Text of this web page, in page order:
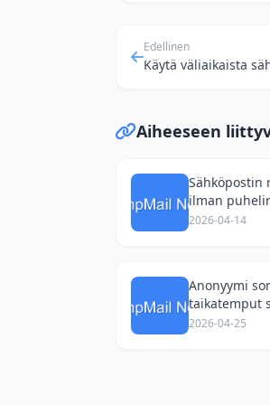
Edellinen
Aiheeseen
Sähköpostin
ilman
2026-04-14
Anonyymi
taikatemput
dokumenteille
2026-04-25